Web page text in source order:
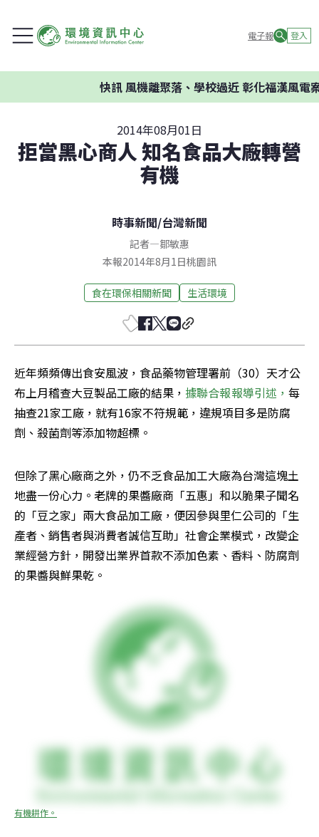
電子報 登入
快訊風機離聚落、學校過近 彰化福漢風電案
2014年08月01日
拒當黑心商人 知名食品大廠轉營
有機
時事新聞/台灣新聞
記者—鄒敏惠
本報2014年8月1日桃園訊
食在環保相關新聞 生活環境
近年頻頻傳出食安風波，食品藥物管理署前（30）天才公
布上月稽查大豆製品工廠的結果， 據聯合報報導引述，每
抽查21家工廠，就有16家不符規範，違規項目多是防腐
劑、殺菌劑等添加物超標。
但除了黑心廠商之外，仍不乏食品加工大廠為台灣這塊土
地盡一份心力。老牌的果醬廠商「五惠」和以脆果子聞名
的「豆之家」兩大食品加工廠，便因參與里仁公司的「生
產者、銷售者與消費者誠信互助」社會企業模式，改變企
業經營方針，開發出業界首款不添加色素、香料、防腐劑
的果醬與鮮果乾。
有機耕作。